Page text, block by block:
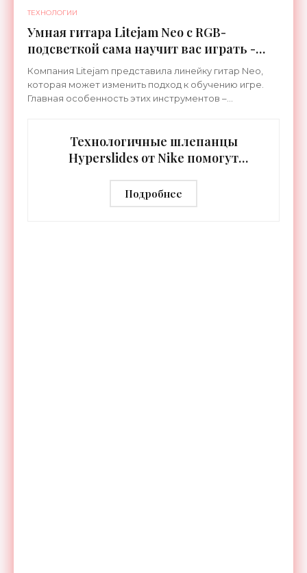
ТЕХНОЛОГИИ
Умная гитара Litejam Neo с RGB-
подсветкой сама научит вас играть -
«Гаджеты»
Компания Litejam представила линейку гитар Neo,
которая может изменить подход к обучению игре.
Главная особенность этих инструментов –
Технологичные шлепанцы
Hyperslides от Nike помогут
тренировки - «Гаджеты»
Подробнее